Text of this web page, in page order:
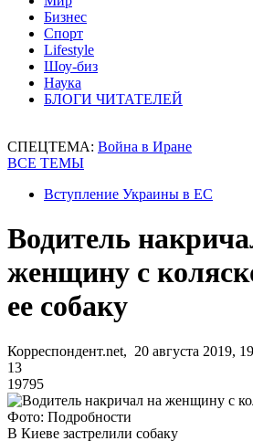
Бизнес
Спорт
Lifestyle
Шоу-биз
Наука
БЛОГИ ЧИТАТЕЛЕЙ
СПЕЦТЕМА: Война в Иране
ВСЕ ТЕМЫ
Вступление Украины в ЕС
Водитель
женщину с
ее собаку
Корреспондент.net, 20 августа 2019,
13
19795
Фото: Подробности
В Киеве застрелили собаку